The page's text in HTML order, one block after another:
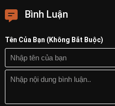
Ai đưa chị sang sông
Con đường bên kia sông
Sóng ngầm
Ngôi sao nhỏ
Bình Luận
Tên Của Bạn (Không Bắt Buộc)